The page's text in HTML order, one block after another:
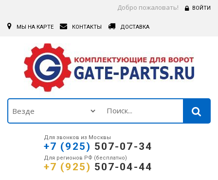
Добро пожаловать! ВОЙТИ
МЫ НА КАРТЕ КОНТАКТЫ ДОСТАВКА
Для звонков из Москвы
+7 (925) 507-07-34
Для регионов РФ (бесплатно)
+7 (925) 507-04-44